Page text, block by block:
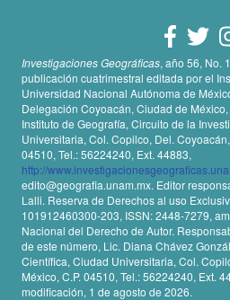
Investigaciones Geográficas, año 56, No.
publicación cuatrimestral editada por el
Universidad Nacional Autónoma de
Delegación Coyoacán, Ciudad de
Instituto de Geografía, Circuito de la
Universitaria, Col. Copilco, Del.
04510, Tel.: 56224240, Ext. 44883,
http://
edito@geografia.unam.mx. Editor
Lalli. Reserva de Derechos al uso
101912460300-203, ISSN: 2448-7279,
Nacional del Derecho de Autor.
de este número, Lic. Diana Chávez
Científica, Ciudad Universitaria, Col.
México, C.P. 04510, Tel.: 56224240, Ext.
modificación, 1 de agosto de 2026.